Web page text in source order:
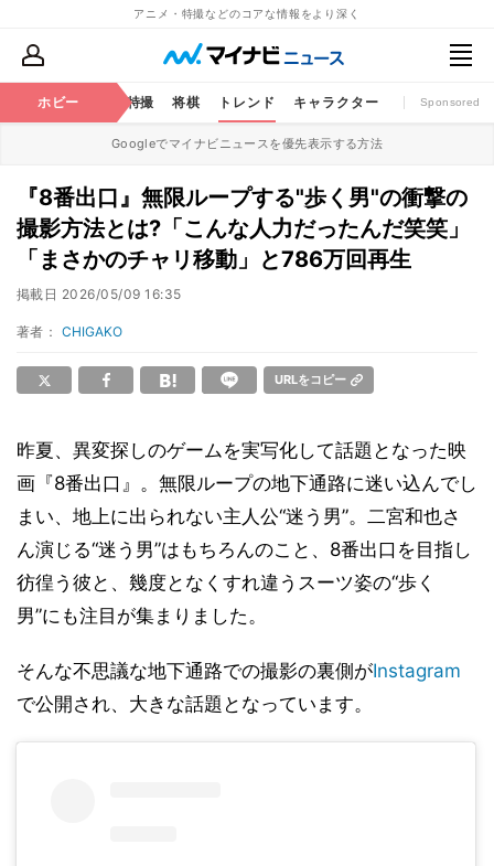
アニメ・特撮などのコアな情報をより深く
ホビー
おもちゃ 特撮 将棋 トレンド キャラクター Sponsored
Googleでマイナビニュースを優先表示する方法
『8番出口』無限ループする"歩く男"の衝撃の
撮影方法とは?「こんな人力だったんだ笑笑」
「まさかのチャリ移動」と786万回再生
掲載日 2026/05/09 16:35
著者： CHIGAKO
URLをコピー
昨夏、異変探しのゲームを実写化して話題となった映
画『8番出口』。無限ループの地下通路に迷い込んでし
まい、地上に出られない主人公“迷う男”。二宮和也さ
ん演じる“迷う男”はもちろんのこと、8番出口を目指し
彷徨う彼と、幾度となくすれ違うスーツ姿の“歩く
男”にも注目が集まりました。
そんな不思議な地下通路での撮影の裏側がInstagram
で公開され、大きな話題となっています。